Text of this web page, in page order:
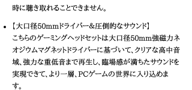
時に聴き取れることできません。
【大口径50mmドライバー＆圧倒的なサウンド】
こちらのゲーミングヘッドセットは大口径50mm強磁力ネ
オジウムマグネットドライバーに基づいて、クリアな高中音
域、強力な重低音まで再生し、臨場感が満ちたサウンドを
実現できて、より一層、PCゲームの世界に入り込めま
す。